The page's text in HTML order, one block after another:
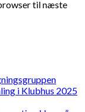
til næste
i Klubhus 2025